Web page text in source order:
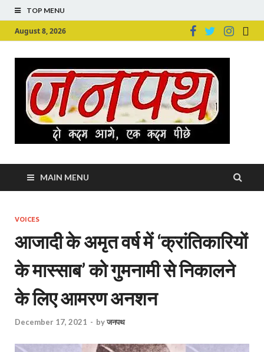
TOP MENU
August 8, 2026
MAIN MENU
VOICES
आजादी के अमृत वर्ष में ‘क्रांतिकारियों
के मास्साब’ को गुमनामी से निकालने
के लिए आमरण अनशन
December 17, 2021 - byजनपथ